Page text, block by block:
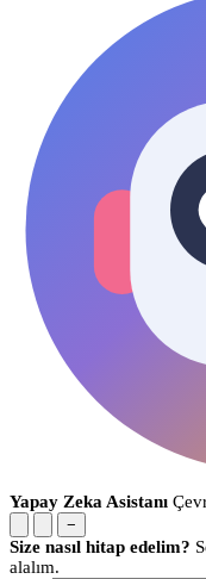
Yapay Zeka Asistanı
−
Size nasıl hitap edelim?
alalım.